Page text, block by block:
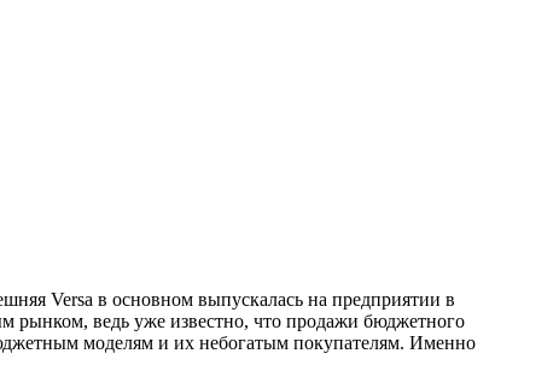
Versa в основном выпускалась на предприятии в
рынком, ведь уже известно, что продажи бюджетного
моделям и их небогатым покупателям. Именно